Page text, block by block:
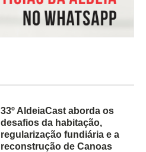
33º AldeiaCast aborda os
desafios da habitação,
regularização fundiária e a
reconstrução de Canoas